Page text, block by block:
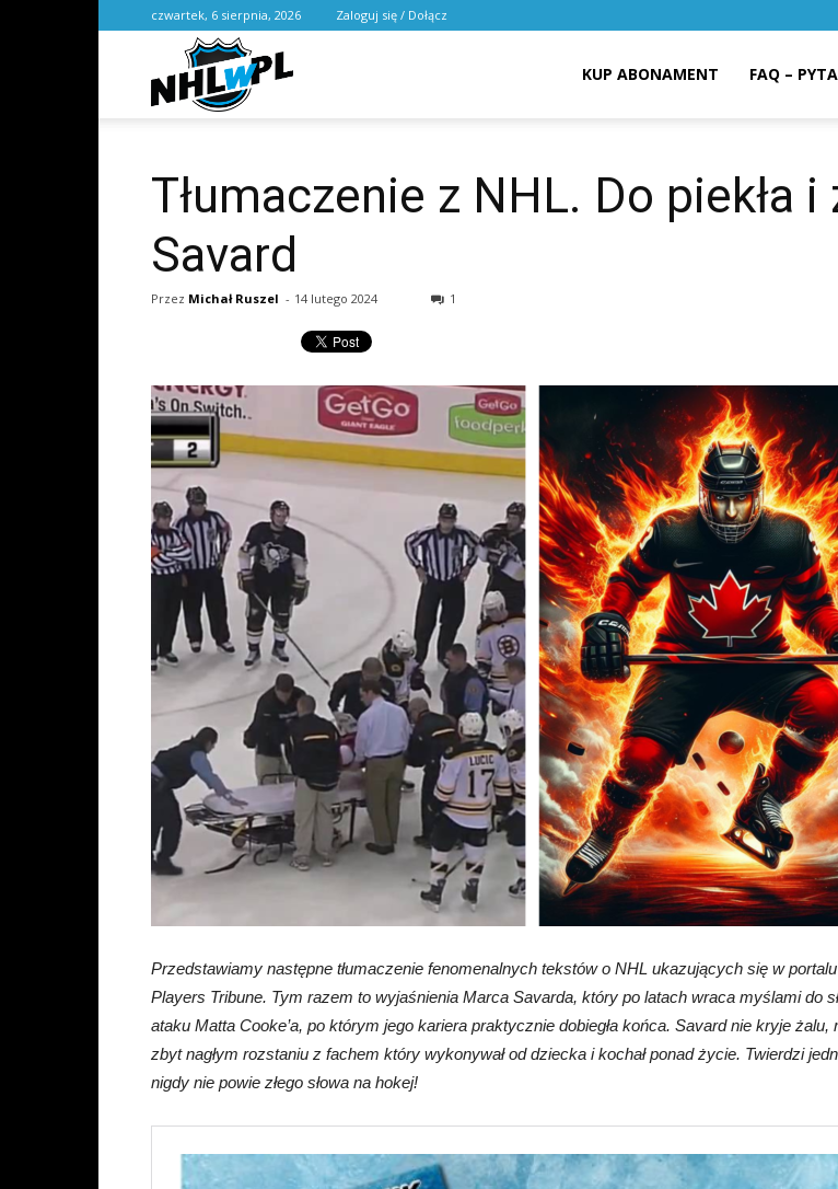
czwartek, 6 sierpnia, 2026 Zaloguj się / Dołącz
NHL KUP ABONAMENT FAQ –
Tłumaczenie z NHL. Do piekła
Savard
Przez Michał Ruszel - 14 lutego 2024 1
Przedstawiamy następne tłumaczenie fenomenalnych tekstów o NHL ukazujących się w
Players Tribune. Tym razem to wyjaśnienia Marca Savarda, który po latach wraca myślami do
ataku Matta Cooke’a, po którym jego kariera praktycznie dobiegła końca. Savard nie kryje żalu,
zbyt nagłym rozstaniu z fachem który wykonywał od dziecka i kochał ponad życie. Twierdzi
nigdy nie powie złego słowa na hokej!